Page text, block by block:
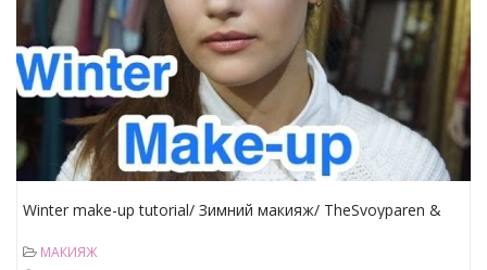
Winter make-up tutorial/ Зимний макияж/ TheSvoyparen &
МАКИЯЖ